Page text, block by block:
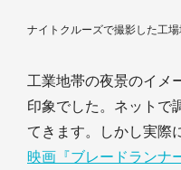
ナイトクルーズで撮影した工
工業地帯の夜景のイメ
印象でした。ネットで
てきます。しかし実際
映画『ブレードランナ